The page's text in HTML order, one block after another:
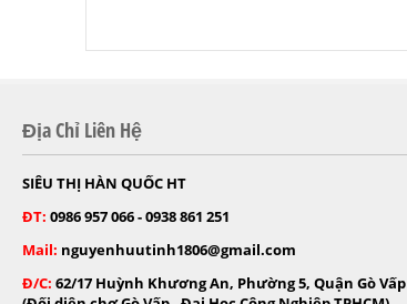
Địa Chỉ Liên Hệ
SIÊU THỊ HÀN QUỐC HT
ĐT: 0986 957 066 - 0938 861 251
Mail: nguyenhuutinh1806@gmail.com
Đ/C: 62/17 Huỳnh Khương An, Phường 5, Quận Gò Vấp